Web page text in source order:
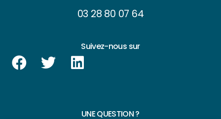
03 28 80 07 64
Suivez-nous sur
UNE QUESTION ?